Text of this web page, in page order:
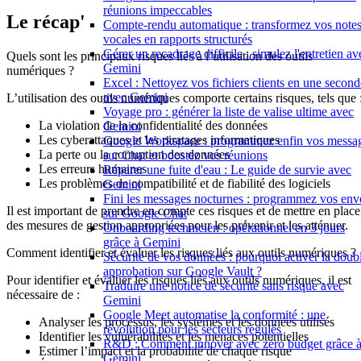
réunions impeccables
Compte-rendu automatique : transformez vos notes
vocales en rapports structurés
Gérer un recadrage difficile : simulez l'entretien
Gemini
Excel : Nettoyez vos fichiers clients en une
avec Gemini
Voyage pro : générer la liste de valise ultime avec
Gemini
Google Workspace : programmez enfin vos
sur Chat et boostez vos réunions
Réparer une fuite d'eau : Le guide de survie avec
Gemini
Fini les messages nocturnes : programmez vos
sur Google Chat
Onboarding technicien : opérationnel en 3 jours
grâce à Gemini
Sécurité de vos données : pourquoi activer la
approbation sur Google Vault ?
Traduire une notice de sécurité sans risque avec
Gemini
Google Meet automatise la conformité : une
révolution pour les secteurs régulés
R&D : Comment innover avec zéro budget grâce à
Gemini
Le récap'
Quels sont les principaux risques liés à l’utilisation des outils
numériques ?
L’utilisation des outils numériques comporte certains risques, tels que
La violation de la confidentialité des données
Les cyberattaques et les piratages informatiques
La perte ou la corruption des données
Les erreurs humaines
Les problèmes de compatibilité et de fiabilité des logiciels
Il est important de prendre en compte ces risques et de mettre en place
des mesures de gestion appropriées pour les prévenir et les atténuer.
Comment identifier et évaluer les risques liés aux outils numériques ?
Pour identifier et évaluer les risques liés aux outils numériques, il est
nécessaire de :
Analyser les processus, les systèmes et les données utilisés
Identifier les vulnérabilités et les menaces potentielles
Estimer l’impact et la probabilité de chaque risque